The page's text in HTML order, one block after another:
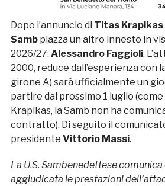
Dopo l’annuncio di Titas Krapikas
Sambpiazza un altro innesto in
2026/27: Alessandro Faggioli.
2000, reduce dall’esperienza con
girone A) sarà ufficialmente un
partire dal prossimo 1 luglio (come
Krapikas, la Samb non ha
contratto). Di seguito il
presidente Vittorio Massi.
La U.S. Sambenedettese comunica
aggiudicata le prestazioni